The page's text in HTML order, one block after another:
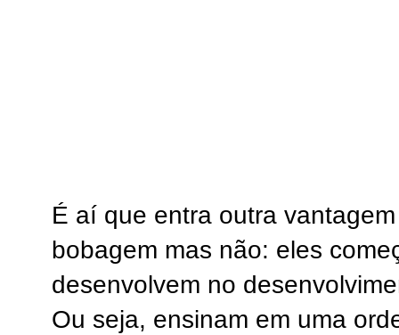
É aí que entra outra
bobagem mas não: eles
desenvolvem no
Ou seja, ensinam em uma